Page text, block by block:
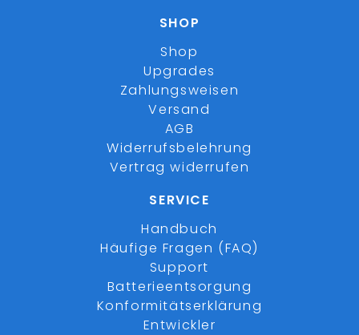
SHOP
Shop
Upgrades
Zahlungsweisen
Versand
AGB
Widerrufsbelehrung
Vertrag widerrufen
SERVICE
Handbuch
Häufige Fragen (FAQ)
Support
Batterieentsorgung
Konformitätserklärung
Entwickler